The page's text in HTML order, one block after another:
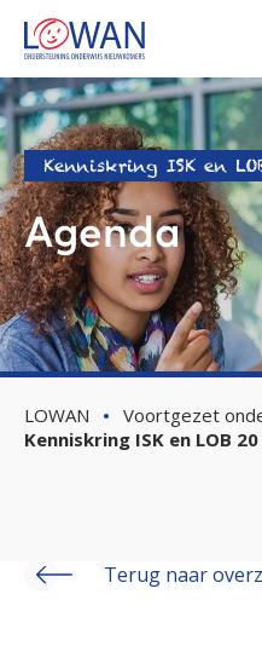
Kenniskring ISK en
Agenda
LOWAN Voortgezet
Kenniskring ISK en LOB
Terug naar